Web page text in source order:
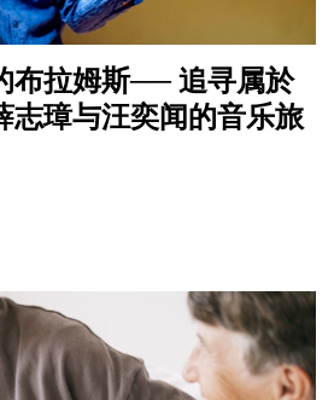
布拉姆斯── 追寻属於
志璋与汪奕闻的音乐旅